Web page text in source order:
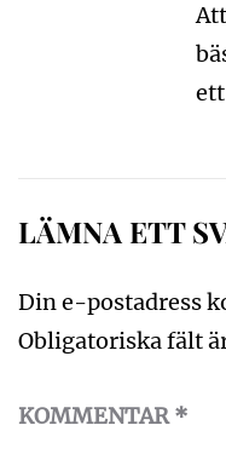
LÄMNA ETT
Din e-postadress
Obligatoriska fält
KOMMENTAR*